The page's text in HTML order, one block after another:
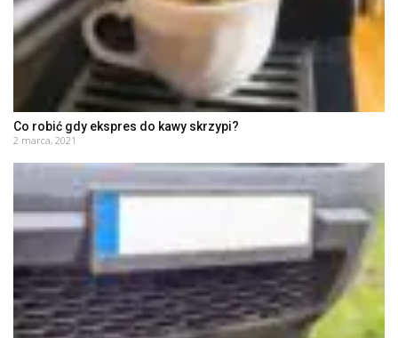
Co robić gdy ekspres do kawy skrzypi?
2 marca, 2021